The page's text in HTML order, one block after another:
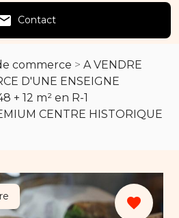
Contact
commerce >A VENDRE
D'UNE ENSEIGNE
+ 12 m² en R-1
CENTRE HISTORIQUE
favorite